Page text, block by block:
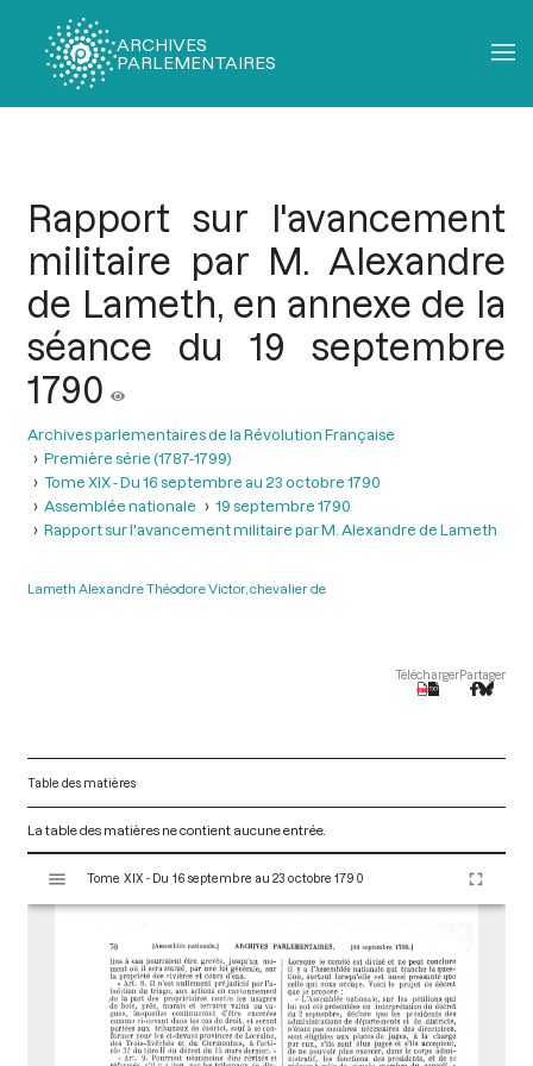
ARCHIVES
PARLEMENTAIRES
Rapport sur l'avancement
militaire par M. Alexandre
de Lameth, en annexe de la
séance du 19 septembre
1790
Archives parlementaires de la Révolution Française
Première série (1787-1799)
Tome XIX - Du 16 septembre au 23 octobre 1790
Assemblée nationale
19 septembre 1790
Rapport sur l'avancement militaire par M. Alexandre de Lameth
Lameth Alexandre Théodore Victor, chevalier de
TéléchargerPartager
Table des matières
La table des matières ne contient aucune entrée.
s
Tome XIX - Du 16 septembre au 23 octobre 1790